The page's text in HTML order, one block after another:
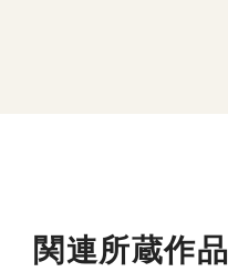
関連所蔵作品